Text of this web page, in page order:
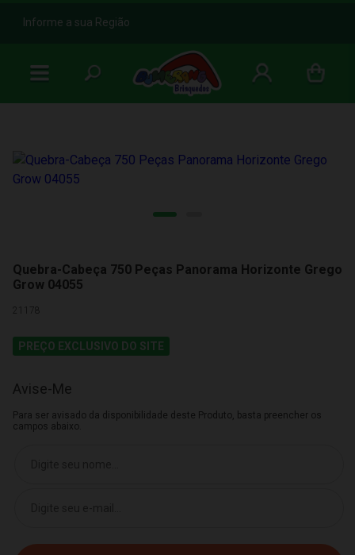
b
Informe a sua Região
Quebra-Cabeça 750 Peças Panorama Horizonte Grego
Grow 04055
21178
PREÇO EXCLUSIVO DO SITE
Avise-Me
Para ser avisado da disponibilidade deste Produto, basta preencher os
campos abaixo.